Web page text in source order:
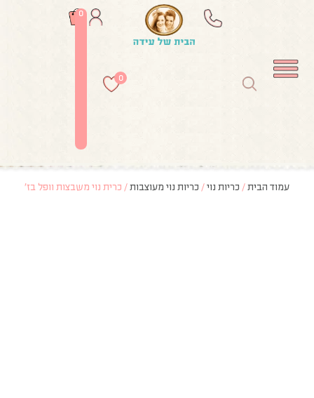
0
0
עמוד הבית/ כריות נוי/ כריות נוי מעוצבות/ כרית נוי משבצות וופל בז’